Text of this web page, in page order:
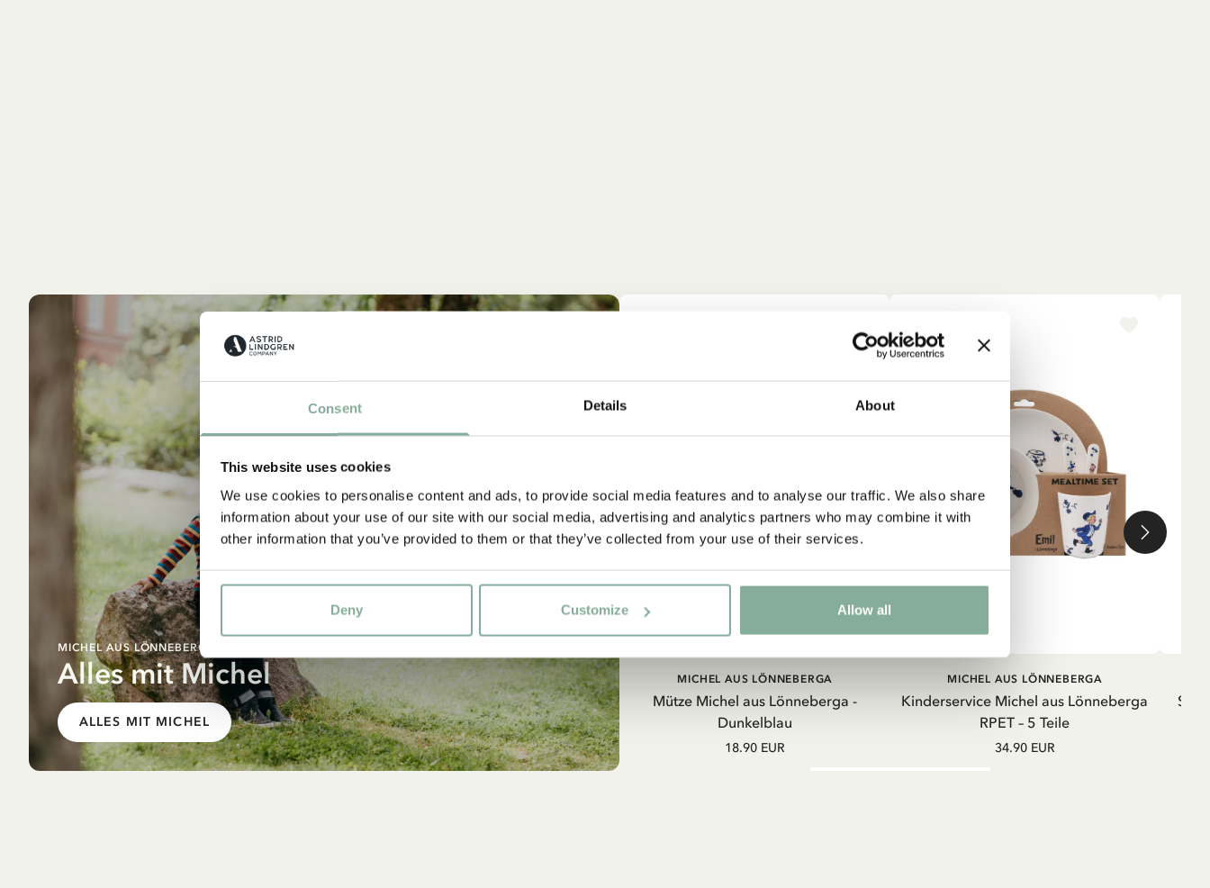
Consent Details About
This website uses cookies
We use cookies to personalise content and ads, to provide social media features and to analyse our traffic. We also share
information about your use of our site with our social media, advertising and analytics partners who may combine it with
other information that you’ve provided to them or that they’ve collected from your use of their services.
Deny Customize Allow all
MICHEL AUS LÖNNEBERGA
Alles mit Michel
ALLES MIT MICHEL
IN DEN WARENKORB
Mütze Michel aus Lönneberga -
Dunkelblau
MICHEL AUS LÖNNEBERGA
18.90 EUR
IN DEN WARENKORB
Kinderservice Michel aus Lönneberga
RPET – 5 Teile
MICHEL AUS LÖNNEBERGA
34.90 EUR